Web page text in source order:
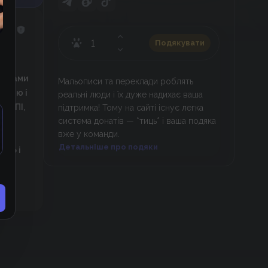
я
і
і
Подякувати
Мальописи та переклади роблять
реальні люди і їх дуже надихає ваша
підтримка! Тому на сайті існує легка
система донатів — *тиць* і ваша подяка
вже у команди.
Детальніше про подяки